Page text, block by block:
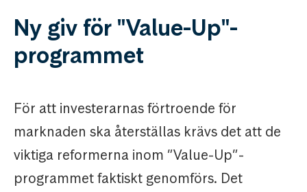
Ny giv för "Value-Up"-
programmet
För att investerarnas förtroende för
marknaden ska återställas krävs det att de
viktiga reformerna inom ”Value-Up”-
programmet faktiskt genomförs. Det